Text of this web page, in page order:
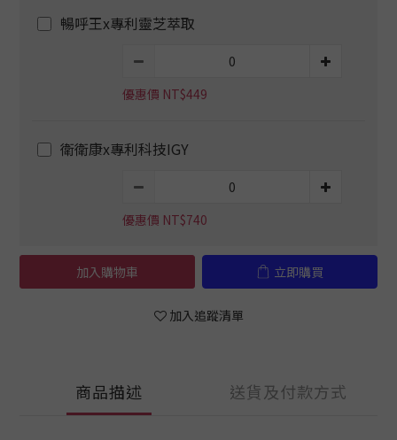
暢呼王x專利靈芝萃取
優惠價 NT$449
衛衛康x專利科技IGY
優惠價 NT$740
加入購物車 立即購買
加入追蹤清單
商品描述 送貨及付款方式